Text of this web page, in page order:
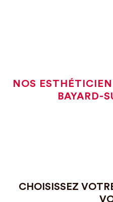
NOS
BAYARD-
CHOISISSEZ